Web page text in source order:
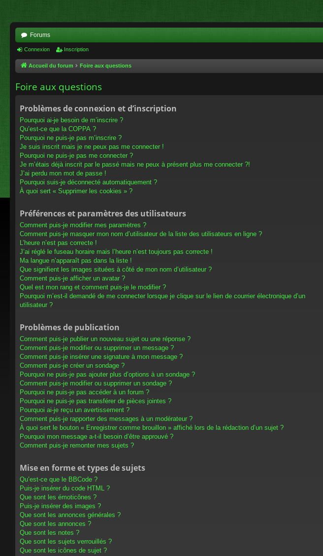
Forums
Connexion Inscription
Accueil du forum Foire aux questions
Foire aux questions
Problèmes de connexion et d’inscription
Pourquoi ai-je besoin de m’inscrire ?
Qu’est-ce que la COPPA ?
Pourquoi ne puis-je pas m’inscrire ?
Je suis inscrit mais je ne peux pas me connecter !
Pourquoi ne puis-je pas me connecter ?
Je m’étais déjà inscrit par le passé mais ne peux à présent plus me connecter ?!
J’ai perdu mon mot de passe !
Pourquoi suis-je déconnecté automatiquement ?
À quoi sert « Supprimer les cookies » ?
Préférences et paramètres des utilisateurs
Comment puis-je modifier mes paramètres ?
Comment puis-je masquer mon nom d’utilisateur de la liste des utilisateurs en ligne ?
L’heure n’est pas correcte !
J’ai réglé le fuseau horaire mais l’heure n’est toujours pas correcte !
Ma langue n’apparaît pas dans la liste !
Que signifient les images situées à côté de mon nom d’utilisateur ?
Comment puis-je afficher un avatar ?
Quel est mon rang et comment puis-je le modifier ?
Pourquoi m’est-il demandé de me connecter lorsque je clique sur le lien de courrier électronique d’un
utilisateur ?
Problèmes de publication
Comment puis-je publier un nouveau sujet ou une réponse ?
Comment puis-je modifier ou supprimer un message ?
Comment puis-je insérer une signature à mon message ?
Comment puis-je créer un sondage ?
Pourquoi ne puis-je pas ajouter plus d’options à un sondage ?
Comment puis-je modifier ou supprimer un sondage ?
Pourquoi ne puis-je pas accéder à un forum ?
Pourquoi ne puis-je pas transférer de pièces jointes ?
Pourquoi ai-je reçu un avertissement ?
Comment puis-je rapporter des messages à un modérateur ?
À quoi sert le bouton « Enregistrer comme brouillon » affiché lors de la rédaction d’un sujet ?
Pourquoi mon message a-t-il besoin d’être approuvé ?
Comment puis-je remonter mes sujets ?
Mise en forme et types de sujets
Qu’est-ce que le BBCode ?
Puis-je insérer du code HTML ?
Que sont les émoticônes ?
Puis-je insérer des images ?
Que sont les annonces générales ?
Que sont les annonces ?
Que sont les notes ?
Que sont les sujets verrouillés ?
Que sont les icônes de sujet ?